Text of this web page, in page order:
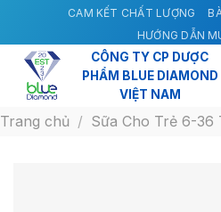
content
CAM KẾT CHẤT LƯỢNG
HƯỚNG DẪN
CÔNG TY CP DƯỢC
PHẨM BLUE DIAMOND
VIỆT NAM
Trang chủ / Sữa Cho Trẻ 6-36